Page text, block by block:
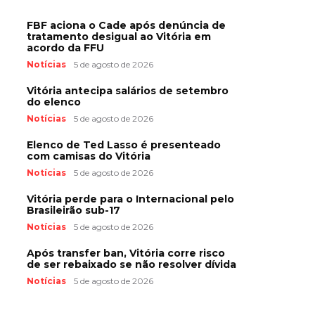
FBF aciona o Cade após denúncia de
tratamento desigual ao Vitória em
acordo da FFU
Notícias 5 de agosto de 2026
Vitória antecipa salários de setembro
do elenco
Notícias 5 de agosto de 2026
Elenco de Ted Lasso é presenteado
com camisas do Vitória
Notícias 5 de agosto de 2026
Vitória perde para o Internacional pelo
Brasileirão sub-17
Notícias 5 de agosto de 2026
Após transfer ban, Vitória corre risco
de ser rebaixado se não resolver dívida
Notícias 5 de agosto de 2026